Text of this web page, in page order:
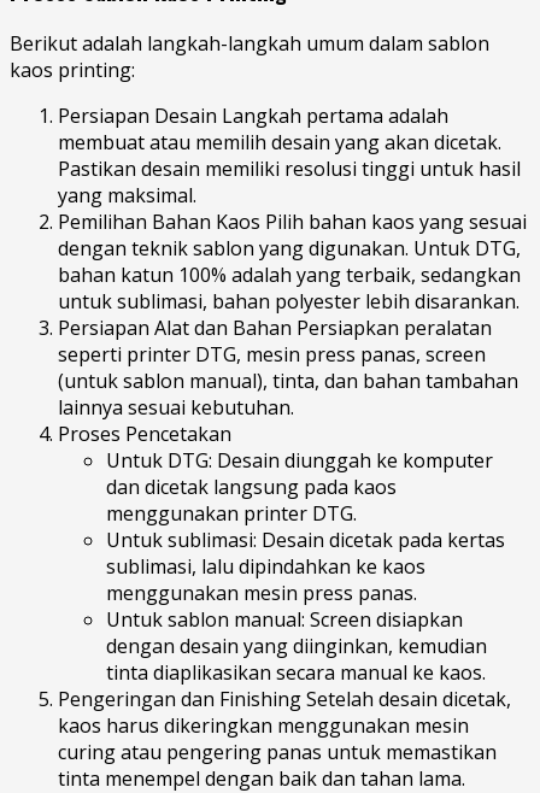
Berikut adalah langkah-langkah umum dalam sablon
kaos printing:
Persiapan Desain Langkah pertama adalah
membuat atau memilih desain yang akan dicetak.
Pastikan desain memiliki resolusi tinggi untuk hasil
yang maksimal.
Pemilihan Bahan Kaos Pilih bahan kaos yang sesuai
dengan teknik sablon yang digunakan. Untuk DTG,
bahan katun 100% adalah yang terbaik, sedangkan
untuk sublimasi, bahan polyester lebih disarankan.
Persiapan Alat dan Bahan Persiapkan peralatan
seperti printer DTG, mesin press panas, screen
(untuk sablon manual), tinta, dan bahan tambahan
lainnya sesuai kebutuhan.
Proses Pencetakan
Untuk DTG: Desain diunggah ke komputer
dan dicetak langsung pada kaos
menggunakan printer DTG.
Untuk sublimasi: Desain dicetak pada kertas
sublimasi, lalu dipindahkan ke kaos
menggunakan mesin press panas.
Untuk sablon manual: Screen disiapkan
dengan desain yang diinginkan, kemudian
tinta diaplikasikan secara manual ke kaos.
Pengeringan dan Finishing Setelah desain dicetak,
kaos harus dikeringkan menggunakan mesin
curing atau pengering panas untuk memastikan
tinta menempel dengan baik dan tahan lama.